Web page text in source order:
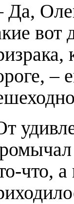
Да,
–
что,